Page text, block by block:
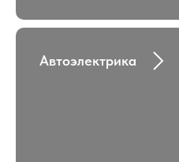
Автоэлектрика